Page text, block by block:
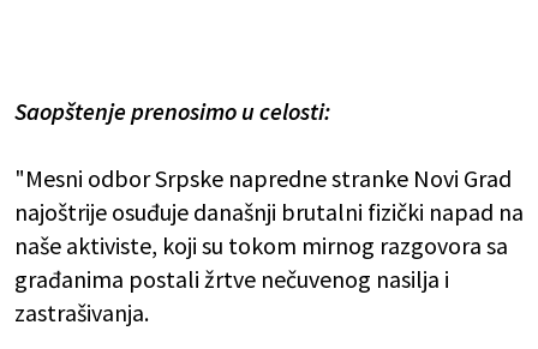
Saopštenje prenosimo u celosti:
"Mesni odbor Srpske napredne stranke Novi Grad
najoštrije osuđuje današnji brutalni fizički napad na
naše aktiviste, koji su tokom mirnog razgovora sa
građanima postali žrtve nečuvenog nasilja i
zastrašivanja.